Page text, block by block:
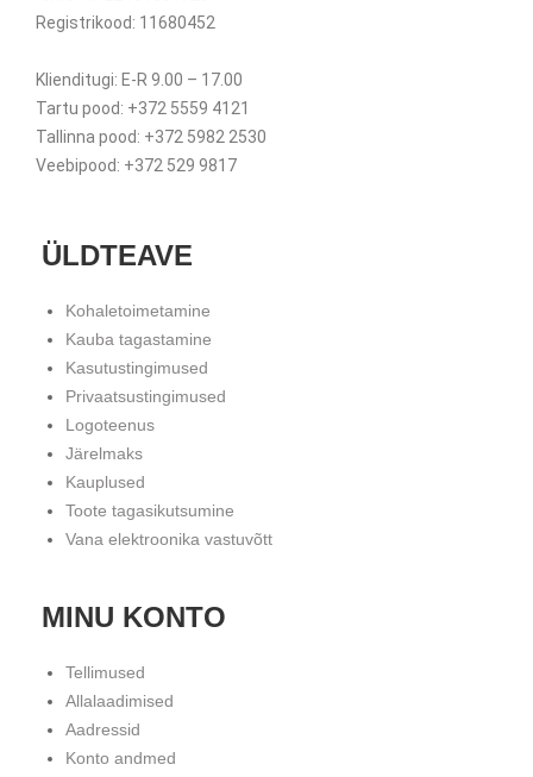
Registrikood: 11680452
Klienditugi: E-R 9.00 – 17.00
Tartu pood: +372 5559 4121
Tallinna pood: +372 5982 2530
Veebipood: +372 529 9817
ÜLDTEAVE
Kohaletoimetamine
Kauba tagastamine
Kasutustingimused
Privaatsustingimused
Logoteenus
Järelmaks
Kauplused
Toote tagasikutsumine
Vana elektroonika vastuvõtt
MINU KONTO
Tellimused
Allalaadimised
Aadressid
Konto andmed